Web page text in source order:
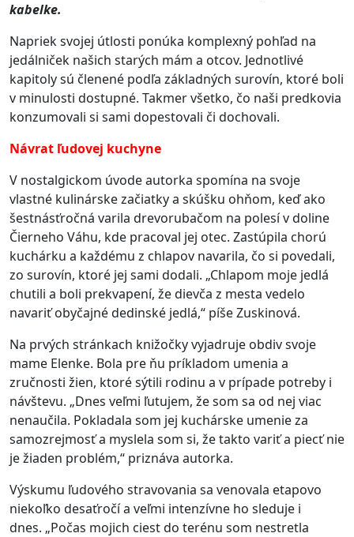
kabelke.
Napriek svojej útlosti ponúka komplexný pohľad na
jedálniček našich starých mám a otcov. Jednotlivé
kapitoly sú členené podľa základných surovín, ktoré boli
v minulosti dostupné. Takmer všetko, čo naši predkovia
konzumovali si sami dopestovali či dochovali.
Návrat ľudovej kuchyne
V nostalgickom úvode autorka spomína na svoje
vlastné kulinárske začiatky a skúšku ohňom, keď ako
šestnásťročná varila drevorubačom na polesí v doline
Čierneho Váhu, kde pracoval jej otec. Zastúpila chorú
kuchárku a každému z chlapov navarila, čo si povedali,
zo surovín, ktoré jej sami dodali. „Chlapom moje jedlá
chutili a boli prekvapení, že dievča z mesta vedelo
navariť obyčajné dedinské jedlá,“ píše Zuskinová.
Na prvých stránkach knižočky vyjadruje obdiv svoje
mame Elenke. Bola pre ňu príkladom umenia a
zručnosti žien, ktoré sýtili rodinu a v prípade potreby i
návštevu. „Dnes veľmi ľutujem, že som sa od nej viac
nenaučila. Pokladala som jej kuchárske umenie za
samozrejmosť a myslela som si, že takto variť a piecť nie
je žiaden problém,“ priznáva autorka.
Výskumu ľudového stravovania sa venovala etapovo
niekoľko desaťročí a veľmi intenzívne ho sleduje i
dnes. „Počas mojich ciest do terénu som nestretla